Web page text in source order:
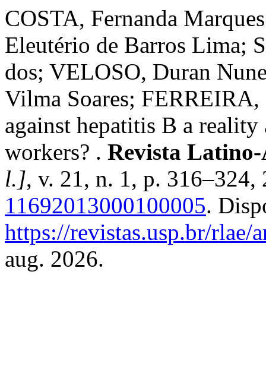
COSTA, Fernanda
Eleutério de Barros Lima;
dos; VELOSO, Duran
Vilma Soares;
against hepatitis B a
workers? . Revista
l.], v. 21, n. 1, p.
11692013000100005.
https://revistas.usp.br/rlae/
aug. 2026.